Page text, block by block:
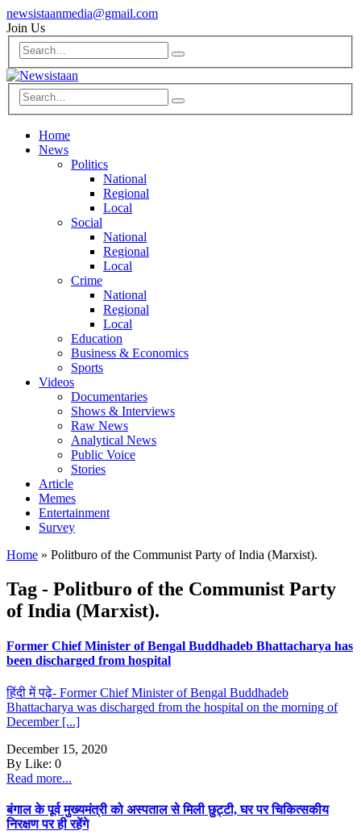
newsistaanmedia@gmail.com
Join Us
Home
News
Politics
National
Regional
Local
Social
National
Regional
Local
Crime
National
Regional
Local
Education
Business & Economics
Sports
Videos
Documentaries
Shows & Interviews
Raw News
Analytical News
Public Voice
Stories
Article
Memes
Entertainment
Survey
Home » Politburo of the Communist Party of India (Marxist).
Tag - Politburo of the Communist Party
of India (Marxist).
Former Chief Minister of Bengal Buddhadeb Bhattacharya has
been discharged from hospital
हिंदी में पढ़े- Former Chief Minister of Bengal Buddhadeb
Bhattacharya was discharged from the hospital on the morning of
December [...]
December 15, 2020
By Like: 0
Read more...
बंगाल के पूर्व मुख्यमंत्री को अस्पताल से मिली छुट्टी, घर पर चिकित्सकीय
निरक्षण पर ही रहेंगे